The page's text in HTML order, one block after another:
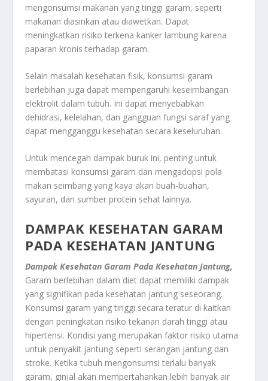
mengonsumsi makanan yang tinggi garam, seperti
makanan diasinkan atau diawetkan. Dapat
meningkatkan risiko terkena kanker lambung karena
paparan kronis terhadap garam.
Selain masalah kesehatan fisik, konsumsi garam
berlebihan juga dapat mempengaruhi keseimbangan
elektrolit dalam tubuh. Ini dapat menyebabkan
dehidrasi, kelelahan, dan gangguan fungsi saraf yang
dapat mengganggu kesehatan secara keseluruhan.
Untuk mencegah dampak buruk ini, penting untuk
membatasi konsumsi garam dan mengadopsi pola
makan seimbang yang kaya akan buah-buahan,
sayuran, dan sumber protein sehat lainnya.
DAMPAK KESEHATAN GARAM
PADA KESEHATAN JANTUNG
Dampak Kesehatan Garam Pada Kesehatan Jantung,
Garam berlebihan dalam diet dapat memiliki dampak
yang signifikan pada kesehatan jantung seseorang.
Konsumsi garam yang tinggi secara teratur di kaitkan
dengan peningkatan risiko tekanan darah tinggi atau
hipertensi. Kondisi yang merupakan faktor risiko utama
untuk penyakit jantung seperti serangan jantung dan
stroke. Ketika tubuh mengonsumsi terlalu banyak
garam, ginjal akan mempertahankan lebih banyak air